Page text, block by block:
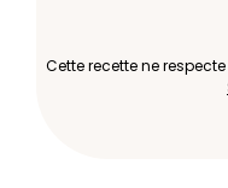
Cette recette ne